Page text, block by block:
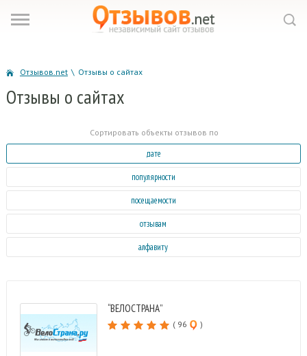
Отзывов.net \ Отзывы о сайтах
Отзывы о сайтах
Сортировать объекты отзывов по
дате
популярности
посещаемости
отзывам
алфавиту
“ВЕЛОСТРАНА”
( 96 )